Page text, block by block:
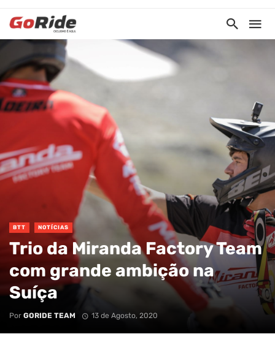
BTT NOTÍCIAS
Trio da Miranda Factory Team
com grande ambição na
Suíça
Por GORIDE TEAM 13 de Agosto, 2020